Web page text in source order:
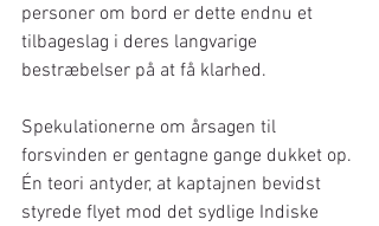
personer om bord er dette endnu et
tilbageslag i deres langvarige
bestræbelser på at få klarhed.
Spekulationerne om årsagen til
forsvinden er gentagne gange dukket op.
Én teori antyder, at kaptajnen bevidst
styrede flyet mod det sydlige Indiske